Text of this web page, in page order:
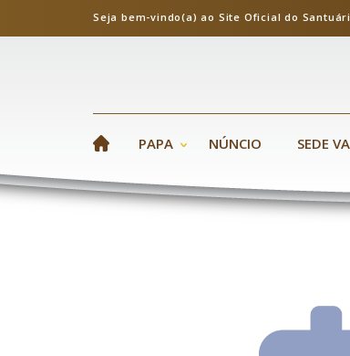
Seja bem-vindo(a) ao Site Oficial do
PAPA NÚNCIO SEDE